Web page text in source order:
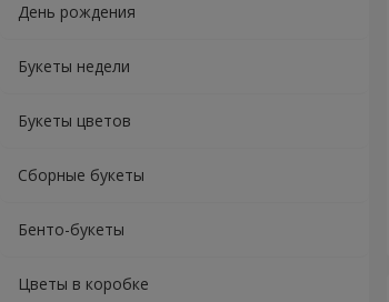
День рождения
Букеты недели
Букеты цветов
Сборные букеты
Бенто-букеты
Цветы в коробке